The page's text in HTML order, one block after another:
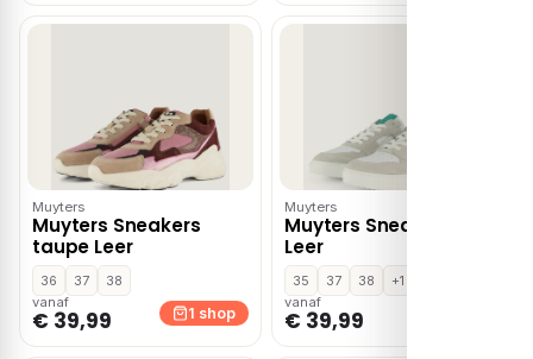
Muyters
Muyters Sneakers
taupe Leer
36 37
38
vanaf
€ 39,99 1 shop
Muyters
Muyters Sneakers wit
Leer
35 37 38
+1
vanaf
€ 39,99